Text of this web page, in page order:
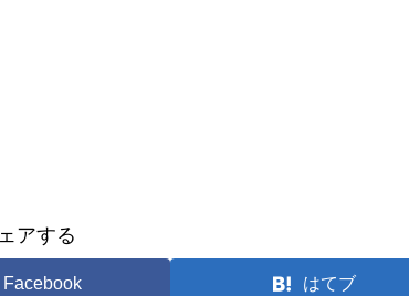
アする
Facebook はてブ